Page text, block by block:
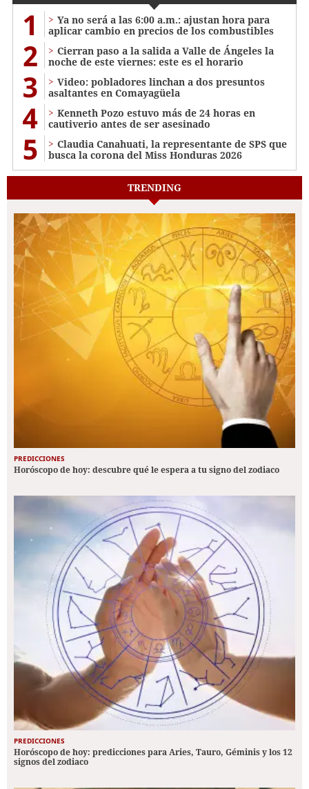
1
Ya no será a las 6:00 a.m.: ajustan hora para
aplicar cambio en precios de los combustibles
2
Cierran paso a la salida a Valle de Ángeles la
noche de este viernes: este es el horario
3
Video: pobladores linchan a dos presuntos
asaltantes en Comayagüela
4
Kenneth Pozo estuvo más de 24 horas en
cautiverio antes de ser asesinado
5
Claudia Canahuati, la representante de SPS que
busca la corona del Miss Honduras 2026
TRENDING
PREDICCIONES
Horóscopo de hoy: descubre qué le espera a tu signo del zodiaco
PREDICCIONES
Horóscopo de hoy: predicciones para Aries, Tauro, Géminis y los 12
signos del zodiaco